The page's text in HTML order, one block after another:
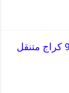
افضل خدمة بنشر الرابية 99009551 كراج متنقل